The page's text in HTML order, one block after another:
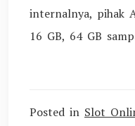
internalnya, pihak
16 GB, 64 GB
Posted in Slot